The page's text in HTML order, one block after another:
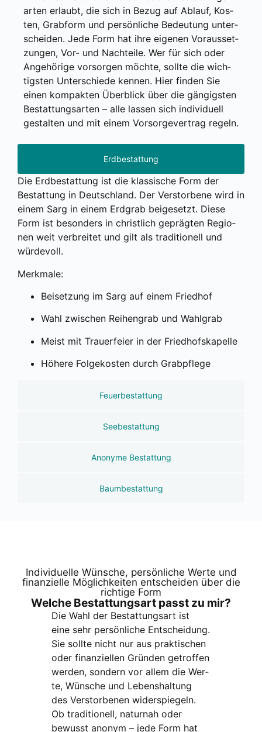
ar­ten erlaubt, die sich in Bezug auf Ablauf, Kos­
ten, Grab­form und per­sön­li­che Bedeu­tung unter­
schei­den. Jede Form hat ihre eige­nen Vor­aus­set­
zun­gen, Vor- und Nach­tei­le. Wer für sich oder
Ange­hö­ri­ge vor­sor­gen möch­te, soll­te die wich­
tigs­ten Unter­schie­de ken­nen. Hier fin­den Sie
einen kom­pak­ten Über­blick über die gän­gigs­ten
Bestat­tungs­ar­ten – alle las­sen sich indi­vi­du­ell
gestal­ten und mit einem Vor­sor­ge­ver­trag regeln.
Erdbestattung
Feuerbestattung
Seebestattung
Anonyme Bestattung
Baumbestattung
Die Erd­be­stat­tung ist die klas­si­sche Form der
Bestat­tung in Deutsch­land. Der Ver­stor­be­ne wird in
einem Sarg in einem Erd­grab bei­gesetzt. Die­se
Form ist beson­ders in christ­lich gepräg­ten Regio­
nen weit ver­brei­tet und gilt als tra­di­tio­nell und
wür­de­voll.
Merk­ma­le:
Bei­set­zung im Sarg auf einem Fried­hof
Wahl zwi­schen Rei­hen­grab und Wahl­grab
Meist mit Trau­er­fei­er in der Fried­hofs­ka­pel­le
Höhe­re Fol­ge­kos­ten durch Grab­pfle­ge
Indi­vi­du­el­le Wün­sche, per­sön­li­che Wer­te und
finan­zi­el­le Mög­lich­kei­ten ent­schei­den über die
rich­ti­ge Form
Wel­che Bestat­tungs­art passt zu mir?
Die Wahl der Bestat­tungs­art ist
eine sehr per­sön­li­che Ent­schei­dung.
Sie soll­te nicht nur aus prak­ti­schen
oder finan­zi­el­len Grün­den getrof­fen
wer­den, son­dern vor allem die Wer­
te, Wün­sche und Lebens­hal­tung
des Ver­stor­be­nen wider­spie­geln.
Ob tra­di­tio­nell, natur­nah oder
bewusst anonym – jede Form hat